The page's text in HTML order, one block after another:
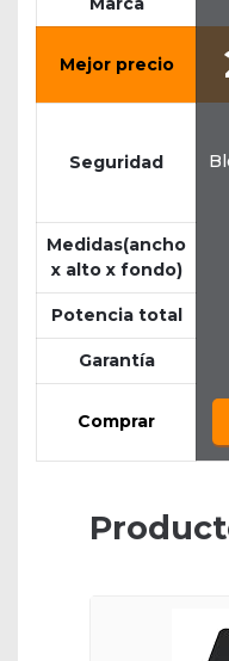
Mejor precio
Seguridad
Medidas(ancho
x alto x fondo)
Potencia total
Garantía
Comprar